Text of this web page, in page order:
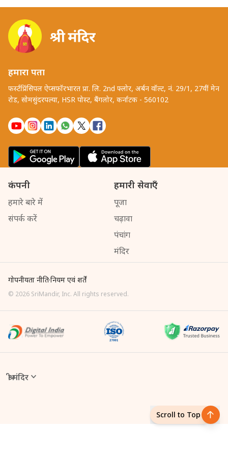
आपके एक अर्पण से संभव है। समय बीतने से पूर्व अपने नाम-गोत्र की
सेवा आज ही सुनिश्चित करें।
हमारा पता
फर्स्टप्रिंसिपल ऐप्सफॉरभारत प्रा. लि. 2nd फ्लोर, अर्बन वॉल्ट, नं. 29/1, 27वीं मेन
रोड, सोमसुंदरपल्या, HSR पोस्ट, बैंगलोर, कर्नाटक - 560102
कंपनी
हमारे बारे में
संपर्क करें
हमारी सेवाएँ
पूजा
चढ़ावा
पंचांग
मंदिर
गोपनीयता नीति·नियम एवं शर्तें
© 2026 SriMandir, Inc. All rights reserved.
श्री मंदिर
विधि-विधान से पूजा करवा सकते हैं। Sri Mandir App से आप अपनी श्रद्धा
के अनुसार किसी भी पूजा को ऑनलाइन बुक कर सकते हैं। इसमें मंदिर के पंडित
Scroll to Top